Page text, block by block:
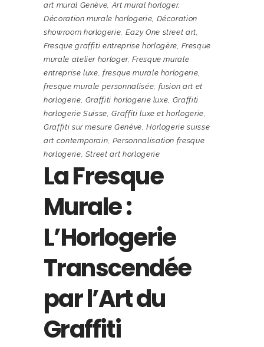
art mural Genève,Art mural horloger,
Décoration murale horlogerie, Décoration
showroom horlogerie, Eazy One street art,
Fresque graffiti entreprise horlogère,Fresque
murale atelier horloger,Fresque murale
entreprise luxe,fresque murale horlogerie,
fresque murale personnalisée, fusion art et
horlogerie, Graffiti horlogerie luxe, Graffiti
horlogerie Suisse,Graffiti luxe et horlogerie,
Graffiti sur mesure Genève,Horlogerie suisse
art contemporain, Personnalisation fresque
horlogerie, Street art horlogerie
La Fresque
Murale :
L’Horlogerie
Transcendée
par l’Art du
Graffiti